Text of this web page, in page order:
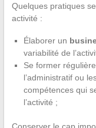
Quelques pratiques
activité :
Élaborer un
variabilité de
Se former
l’administratif ou
compétences qui
l’activité ;